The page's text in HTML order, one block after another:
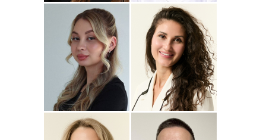
Амина
Подробнеео Полина
Соколовская
Стоматолог-терапевт
Подробнее о
Прохорова
Анастасия
Стоматолог-терапевт